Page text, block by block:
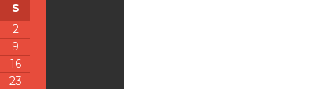
S
2
9
16
23